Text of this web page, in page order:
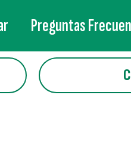
Preguntas